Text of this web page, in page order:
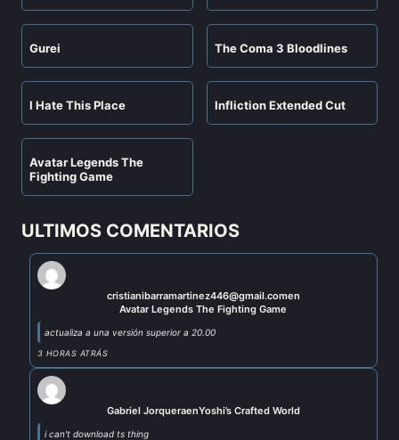
Gurei The Coma 3 Bloodlines
I Hate This Place Infliction Extended Cut
Avatar Legends The
Fighting Game
ULTIMOS COMENTARIOS
cristianibarramartinez446@gmail.comen
Avatar Legends The Fighting Game
actualiza a una versión superior a 20.00
3 HORAS ATRÁS
Gabriel JorqueraenYoshi’s Crafted World
i can't download ts thing